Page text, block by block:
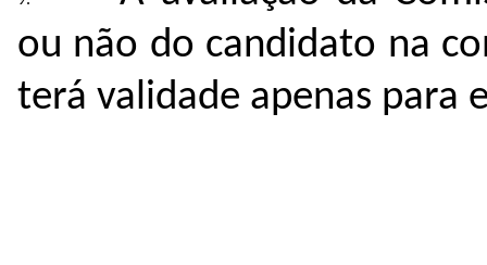
ou não do candidato na
terá validade apenas para